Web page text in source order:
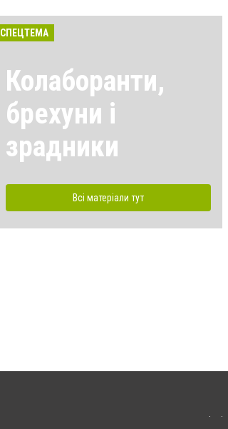
СПЕЦТЕМА
Колаборанти,
брехуни і
зрадники
Всі матеріали тут